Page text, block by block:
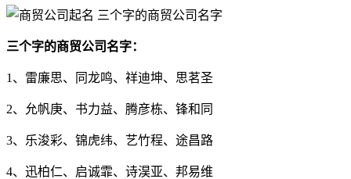
三个字的商贸公司名字：
1、雷廉思、同龙鸣、祥迪坤、思茗圣
2、允帆庚、书力益、腾彦栋、锋和同
3、乐浚彩、锦虎纬、艺竹程、途昌路
4、迅柏仁、启诚霏、诗淏亚、邦易维